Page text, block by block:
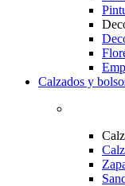
Calzados y